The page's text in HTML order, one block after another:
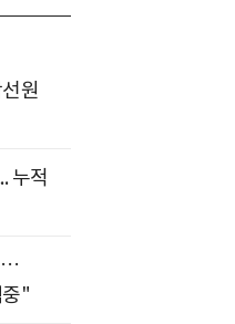
원
누적
…
"